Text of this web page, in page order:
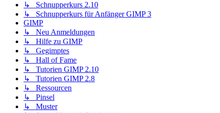
↳ Schnupperkurs 2.10
↳ Schnupperkurs für Anfänger GIMP 3
GIMP
↳ Neu Anmeldungen
↳ Hilfe zu GIMP
↳ Gegimptes
↳ Hall of Fame
↳ Tutorien GIMP 2.10
↳ Tutorien GIMP 2.8
↳ Ressourcen
↳ Pinsel
↳ Muster